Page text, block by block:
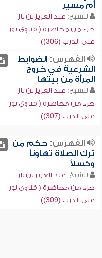
أم مسير
للشيخ: عبد العزيز بن باز
جزء من محاضرة ( فتاوى نور
على الدرب (306))
الفهرس:الضوابط
الشرعية في خروج
المرأة من بيتها
للشيخ: عبد العزيز بن باز
جزء من محاضرة ( فتاوى نور
على الدرب (307))
الفهرس:حكم من
ترك الصلاة تهاوناً
وكسلاً
للشيخ: عبد العزيز بن باز
جزء من محاضرة ( فتاوى نور
على الدرب (309))